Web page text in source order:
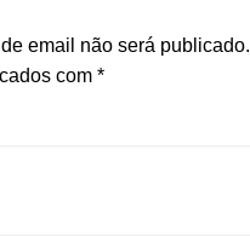
email não será publicado.
com *